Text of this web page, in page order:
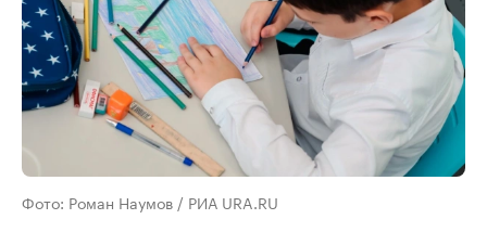
Фото: Роман Наумов / РИА URA.RU